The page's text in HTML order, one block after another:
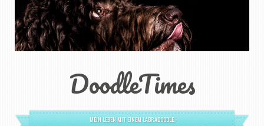
DoodleTimes
MEIN LEBEN MIT EINEM LABRADOODLE.